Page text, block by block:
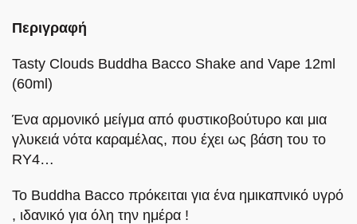
Περιγραφή
Tasty Clouds Buddha Bacco Shake and Vape 12ml
(60ml)
Ένα αρμονικό μείγμα από φυστικοβούτυρο και μια
γλυκειά νότα καραμέλας, που έχει ως βάση του το
RY4…
Το Buddha Bacco πρόκειται για ένα ημικαπνικό υγρό
, ιδανικό για όλη την ημέρα !